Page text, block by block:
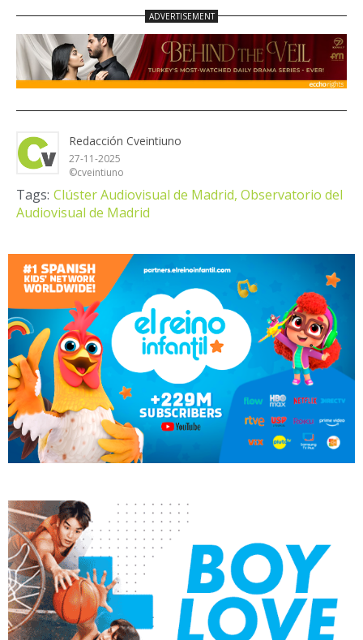
Redacción Cveintiuno
27-11-2025
©cveintiuno
Tags: Clúster Audiovisual de Madrid, Observatorio del
Audiovisual de Madrid